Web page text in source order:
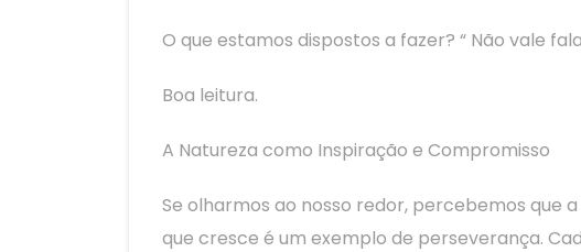
O que estamos dispostos a fazer? “ Não vale
Boa leitura.
A Natureza como Inspiração e Compromisso
Se olharmos ao nosso redor, percebemos que
que cresce é um exemplo de perseverança.